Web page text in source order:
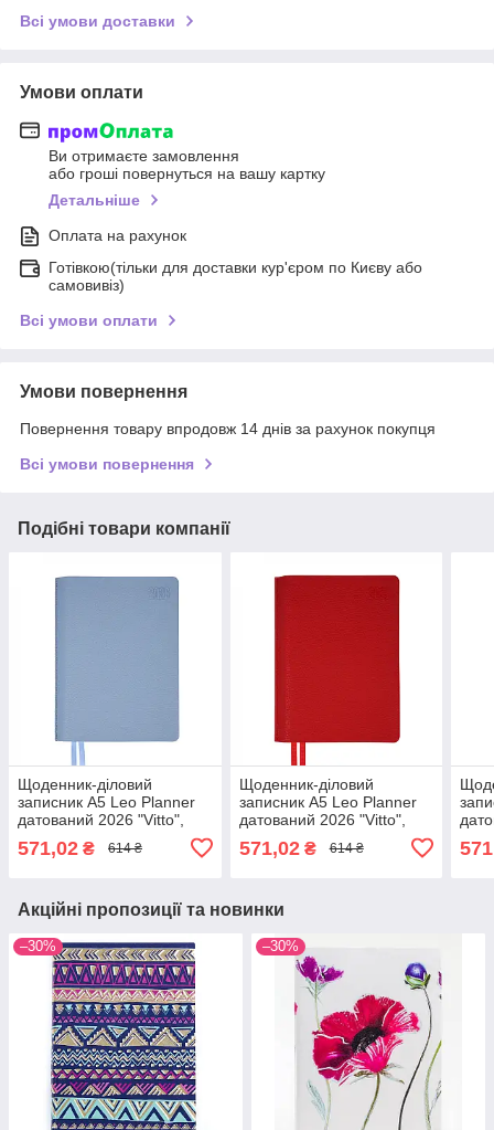
Всі умови доставки
Умови оплати
Ви отримаєте замовлення
або гроші повернуться на вашу картку
Детальніше
Оплата на рахунок
Готівкою(тільки для доставки кур'єром по Києву або
самовивіз)
Всі умови оплати
Умови повернення
Повернення товару впродовж 14 днів за рахунок покупця
Всі умови повернення
Подібні товари компанії
Щоденник-діловий
записник А5 Leo Planner
датований 2026 "Vitto",
сторінок (252644)
571,02 ₴ 614 ₴
Щоденник-діловий
записник А5 Leo Planner
датований 2026 "Vitto",
сторінок (252643)
571,02₴ 614 ₴
Акційні пропозиції та новинки
–30% –30%